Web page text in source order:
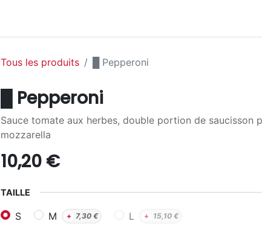
Tous les produits █ Pepperoni
█ Pepperoni
Sauce tomate aux herbes, double portion de saucisson
mozzarella
10,20 €
TAILLE
S M + 7,30 € L + 15,10€